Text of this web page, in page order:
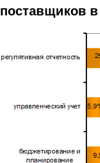
поставщиков в